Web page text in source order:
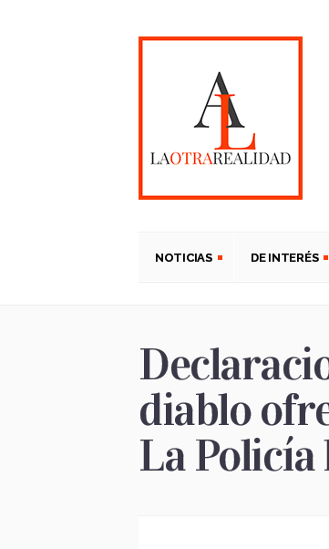
NOTICIAS DE INTERÉS
diablo
La Policía